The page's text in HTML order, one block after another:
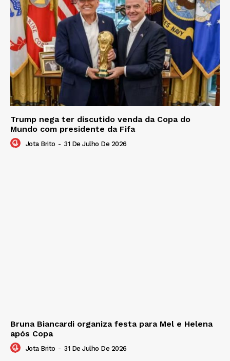
Trump nega ter discutido venda da Copa do
Mundo com presidente da Fifa
Jota Brito - 31 De Julho De 2026
Bruna Biancardi organiza festa para Mel e Helena
após Copa
Jota Brito - 31 De Julho De 2026